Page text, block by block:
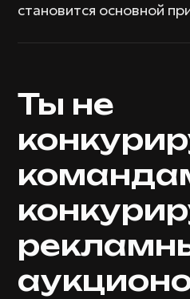
становится основной
Ты не